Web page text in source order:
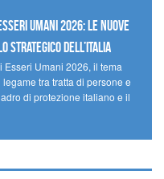
UMANI 2026: LE NUOVE
STRATEGICO DELL’ITALIA
Esseri Umani 2026, il tema
tra tratta di persone e
di protezione italiano e il